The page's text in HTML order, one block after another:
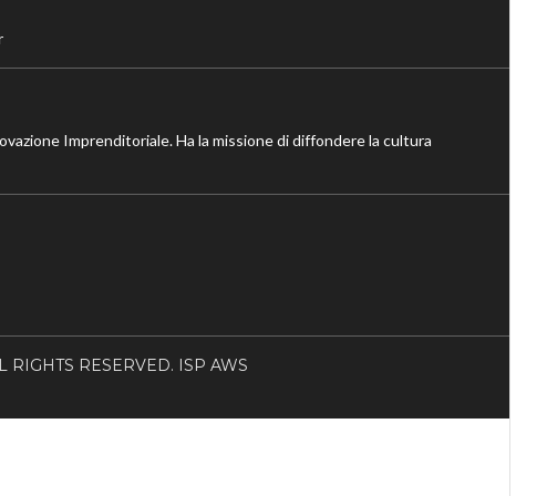
Imprenditoriale. Ha la missione di diffondere la cultura
RESERVED. ISP AWS